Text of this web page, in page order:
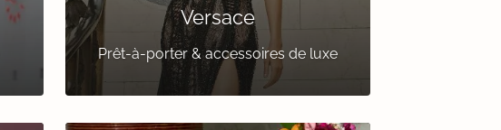
Versace
Prêt-à-porter & accessoires de luxe